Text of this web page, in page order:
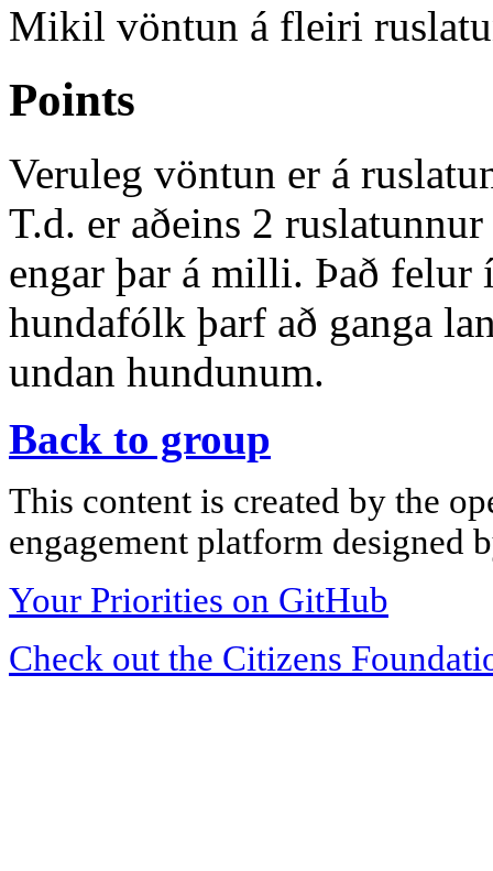
Mikil vöntun á fleiri
Points
Veruleg vöntun er á
T.d. er aðeins 2
engar þar á milli. Það felur
hundafólk þarf að ganga
undan hundunum.
Back to group
This content is created by the
engagement platform designed
Your Priorities on GitHub
Check out the Citizens